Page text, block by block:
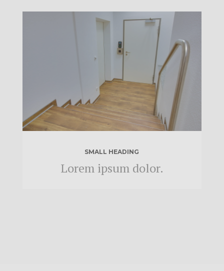
SMALL HEADING
Lorem ipsum dolor.